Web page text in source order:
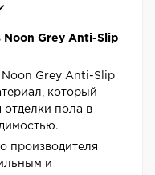
Noon Grey Anti-Slip
Noon Grey Anti-Slip
который
пола в
производителя
и